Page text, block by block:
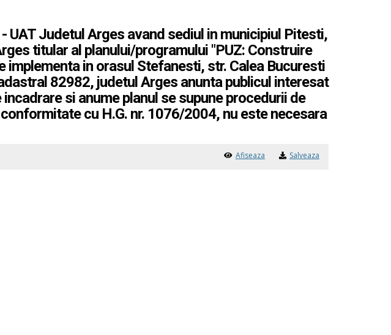
UAT Judetul Arges avand sediul in municipiul Pitesti,
titular al planului/programului "PUZ: Construire
implementa in orasul Stefanesti, str. Calea Bucuresti
82982, judetul Arges anunta publicul interesat
si anume planul se supune procedurii de
cu H.G. nr. 1076/2004, nu este necesara
Afiseaza Salveaza